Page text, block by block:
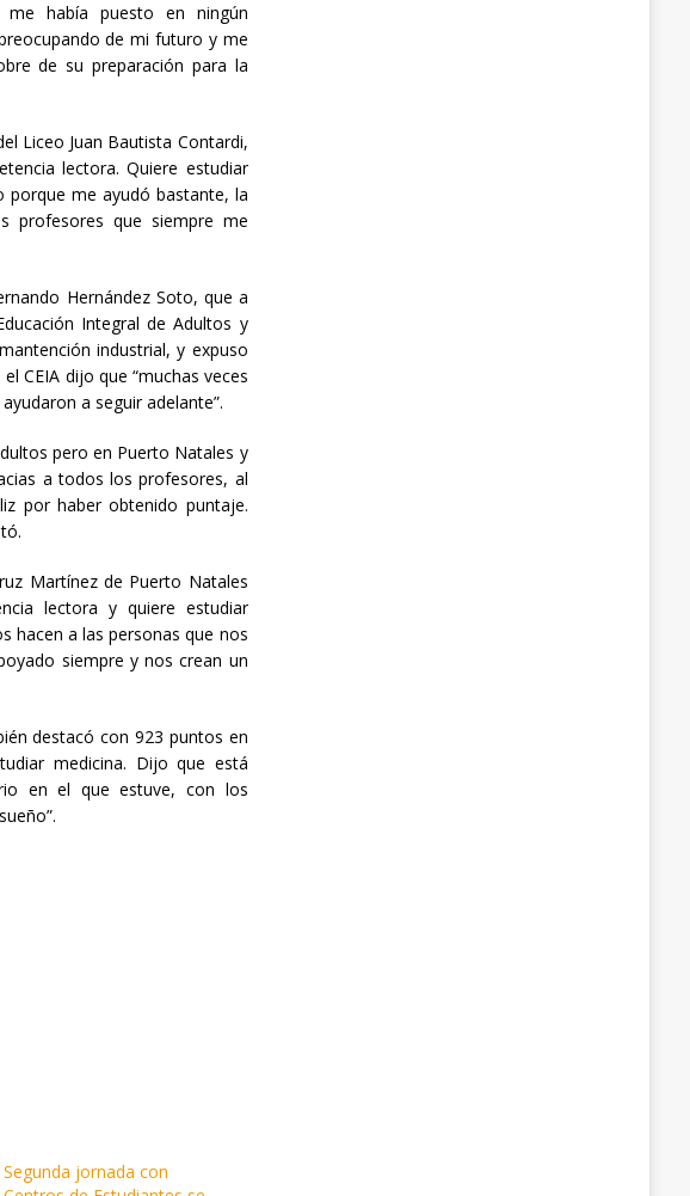
había puesto en ningún
de mi futuro y me
de su preparación para la
Liceo Juan Bautista Contardi,
lectora. Quiere estudiar
porque me ayudó bastante, la
profesores que siempre me
Hernández Soto, que a
Integral de Adultos y
industrial, y expuso
CEIA dijo que “muchas veces
a seguir adelante”.
pero en Puerto Natales y
a todos los profesores, al
por haber obtenido puntaje.
Martínez de Puerto Natales
lectora y quiere estudiar
hacen a las personas que nos
siempre y nos crean un
destacó con 923 puntos en
medicina. Dijo que está
en el que estuve, con los
Segunda jornada con